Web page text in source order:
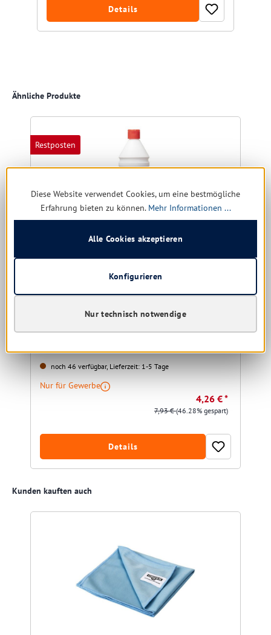
Details
Produktgalerie überspringen
Ähnliche Produkte
Restposten
Iduna Tenozid 10 Supreme 1 ltr. Sanitärreiniger
noch 46 verfügbar, Lieferzeit: 1-5 Tage
Nur für Gewerbe
4,26 € *
7,93 €(46.28% gespart)
Details
Produktgalerie überspringen
Kunden kauften auch
Diese Website verwendet Cookies, um eine bestmögliche
Erfahrung bieten zu können. Mehr Informationen ...
Nur technisch notwendige
Konfigurieren
Alle Cookies akzeptieren